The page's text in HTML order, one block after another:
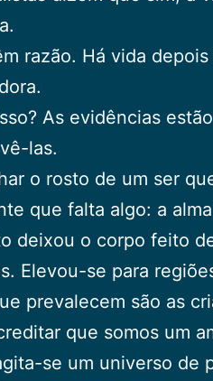
razão. Há vida
As evidências
las.
o rosto de um ser
que falta algo: a
deixou o corpo feito
Elevou-se para
prevalecem são as
que somos um
se um universo de